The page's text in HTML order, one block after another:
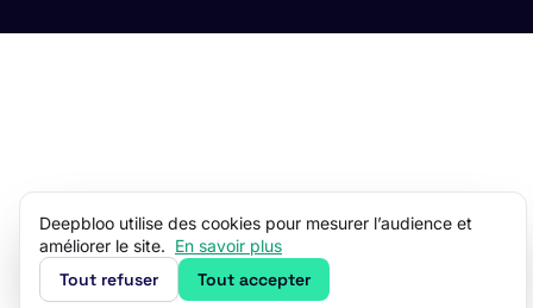
Deepbloo utilise des cookies pour mesurer l’audience et
améliorer le site. En savoir plus
Tout refuser Tout accepter